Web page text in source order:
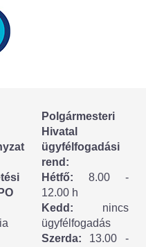
Polgármesteri
Hivatal
ügyfélfogadási
rend:
Hétfő: 8.00 -
12.00 h
Kedd: nincs
ügyfélfogadás
Szerda: 13.00 -